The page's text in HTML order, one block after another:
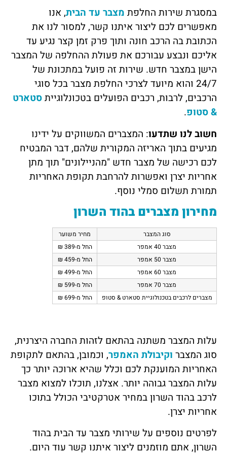
במסגרת שירות החלפת מצבר עד הבית, אנו
מאפשרים לכם ליצור איתנו קשר, למסור לנו את
הכתובת בה הרכב חונה ותוך פרק זמן קצר נגיע עד
אליכם ונבצע עבורכם את פעולת ההחלפה של המצבר
הישן במצבר חדש. שירות זה פועל במתכונת של
24/7 והוא מיועד לצרכי החלפת מצבר בכל סוגי
הרכבים, לרבות, רכבים הפועלים בטכונלוגייתסטארט
& סטופ.
חשוב לנו שתדעו: המצברים המשווקים על ידינו
מגיעים בתוך האריזה המקורית שלהם, דבר המבטיח
לכם רכישה של מצבר חדש "מהניילונים" תוך מתן
אחריות יצרן ואפשרות להרחבת תקופת האחריות
תמורת תשלום סמלי נוסף.
מחירון מצברים בהוד השרון
סוג המצבר
מחיר משוער
מצבר 40 אמפר
החל מ-389 ₪
מצבר 50 אמפר
החל מ-459 ₪
מצבר 60 אמפר
החל מ-499 ₪
מצבר 70 אמפר
החל מ-599 ₪
מצברים לרכבים בטכנולוגיית סטארט & סטופ
החל מ-699 ₪
עלות המצבר משתנה בהתאם לזהות החברה היצרנית,
סוג המצבר וקיבולת האמפר, וכמובן, בהתאם לתקופת
האחריות המוענקת לכם וכלל שהיא ארוכה יותר כך
עלות המצבר גבוהה יותר. אצלנו, תוכלו למצוא מצבר
לרכב בהוד השרון במחיר אטרקטיבי הכולל בתוכו
אחריות יצרן.
לפרטים נוספים על שירותי מצבר עד הבית בהוד
השרון, אתם מוזמנים ליצור איתנו קשר עוד היום.